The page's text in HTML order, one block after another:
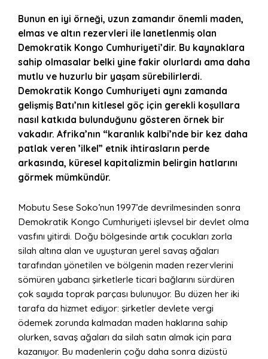
Bunun en iyi örneği, uzun zamandır önemli maden,
elmas ve altın rezervleri ile lanetlenmiş olan
Demokratik Kongo Cumhuriyeti’dir. Bu kaynaklara
sahip olmasalar belki yine fakir olurlardı ama daha
mutlu ve huzurlu bir yaşam sürebilirlerdi.
Demokratik Kongo Cumhuriyeti aynı zamanda
gelişmiş Batı’nın kitlesel göç için gerekli koşullara
nasıl katkıda bulunduğunu gösteren örnek bir
vakadır. Afrika’nın “karanlık kalbi’nde bir kez daha
patlak veren ’ilkel” etnik ihtirasların perde
arkasında, küresel kapitalizmin belirgin hatlarını
görmek mümkündür.
Mobutu Sese Soko’nun 1997’de devrilmesinden sonra
Demokratik Kongo Cumhuriyeti işlevsel bir devlet olma
vasfını yitirdi. Doğu bölgesinde artık çocukları zorla
silah altına alan ve uyuşturan yerel savaş ağaları
tarafından yönetilen ve bölgenin maden rezervlerini
sömüren yabancı şirketlerle ticari bağlarını sürdüren
çok sayıda toprak parçası bulunuyor. Bu düzen her iki
tarafa da hizmet ediyor: şirketler devlete vergi
ödemek zorunda kalmadan maden haklarına sahip
olurken, savaş ağaları da silah satın almak için para
kazanıyor. Bu madenlerin çoğu daha sonra dizüstü